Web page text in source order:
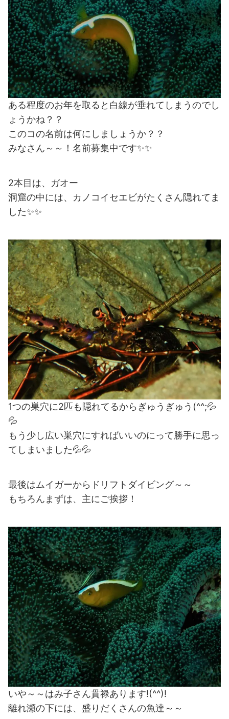
ある程度のお年を取ると白線が垂れてしまうのでし
ょうかね？？
このコの名前は何にしましょうか？？
みなさん～～！名前募集中です✨✨
2本目は、ガオー
洞窟の中には、カノコイセエビがたくさん隠れてま
した✨✨
1つの巣穴に2匹も隠れてるからぎゅうぎゅう(^^;💦
💦
もう少し広い巣穴にすればいいのにって勝手に思っ
てしまいました💦💦
最後はムイガーからドリフトダイビング～～
もちろんまずは、主にご挨拶！
いや～～はみ子さん貫禄あります!(^^)!
離れ瀬の下には、盛りだくさんの魚達～～